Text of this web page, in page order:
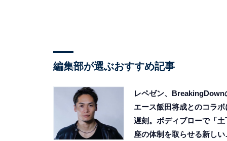
編集部が選ぶおすすめ記事
レペゼン、BreakingDown
エース飯田将成とのコラボ
遅刻。ボディブローで「土
座の体制を取らせる新しい